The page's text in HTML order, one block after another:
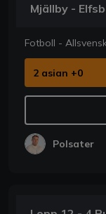
Mjällby -
Fotboll -
2 asian +0
Polsater